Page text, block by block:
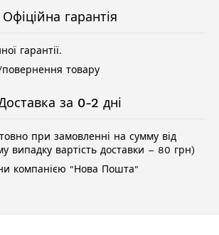
Офіційна гарантія
гарантії.
товару
за 0-2 дні
при замовленні на сумму від
випадку вартість доставки – 80 грн)
компанією "Нова Пошта"